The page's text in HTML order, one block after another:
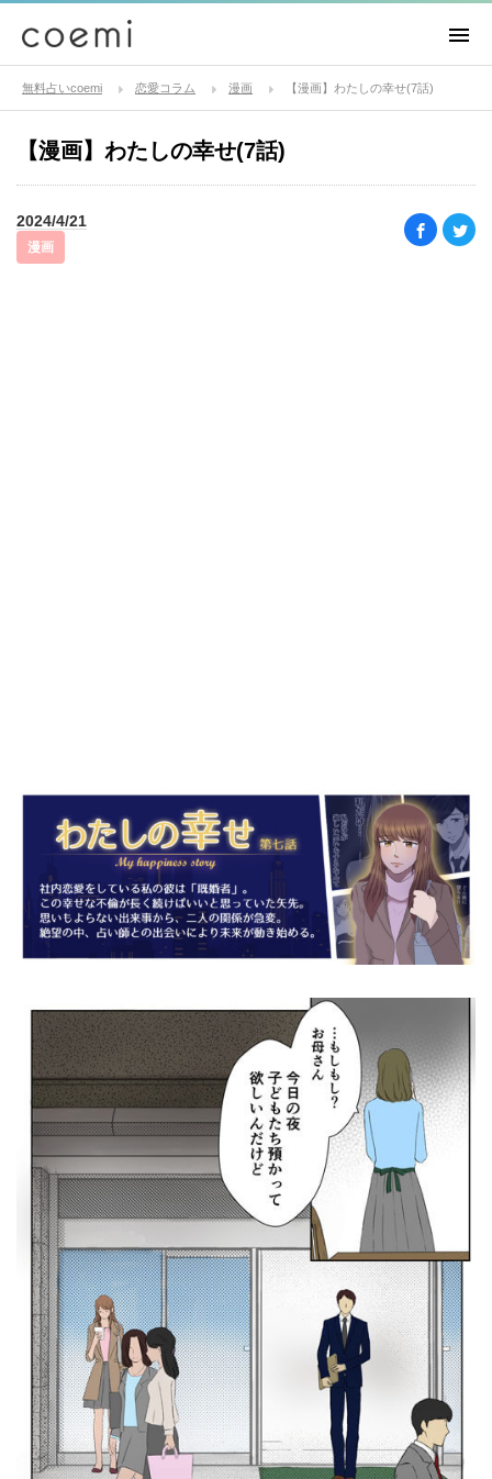
無料占いcoemi 恋愛コラム 漫画 【漫画】わたしの幸せ(7話)
【漫画】わたしの幸せ(7話)
2024/4/21
漫画